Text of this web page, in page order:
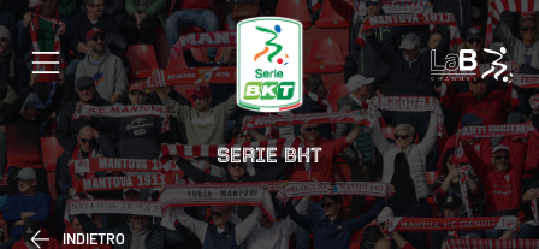
SERIE BKT
INDIETRO